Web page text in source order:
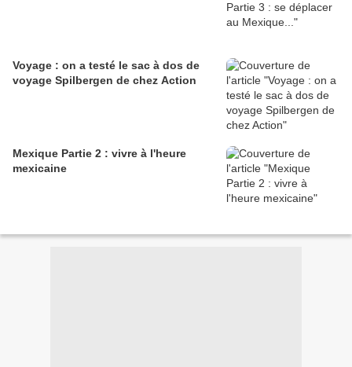
Voyage : on a testé le sac à dos de
voyage Spilbergen de chez Action
Mexique Partie 2 : vivre à l'heure
mexicaine